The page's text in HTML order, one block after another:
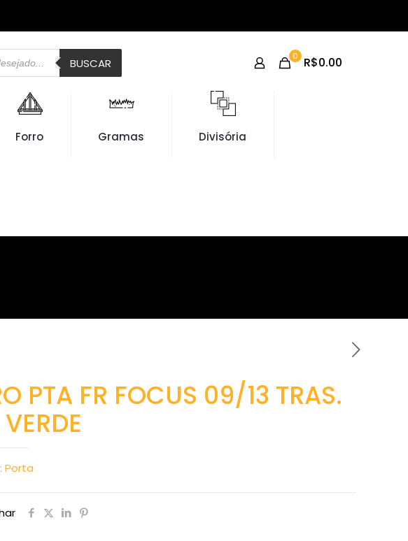
BUSCAR 0 R$0.00
Forro Gramas Divisória
PTA FR FOCUS 09/13 TRAS.
Porta